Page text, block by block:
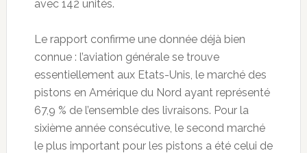
avec 142 unités.
Le rapport confirme une donnée déjà bien
connue : l’aviation générale se trouve
essentiellement aux Etats-Unis, le marché des
pistons en Amérique du Nord ayant représenté
67,9 % de l’ensemble des livraisons. Pour la
sixième année consécutive, le second marché
le plus important pour les pistons a été celui de